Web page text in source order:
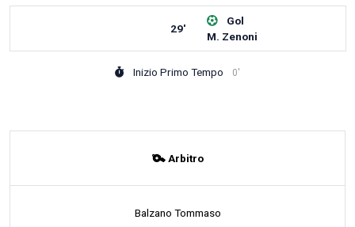
29'
Gol
M. Zenoni
Inizio Primo Tempo 0'
Arbitro
Balzano Tommaso